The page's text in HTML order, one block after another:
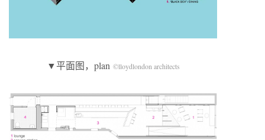
▼平面图，plan ©lloydlondon architects